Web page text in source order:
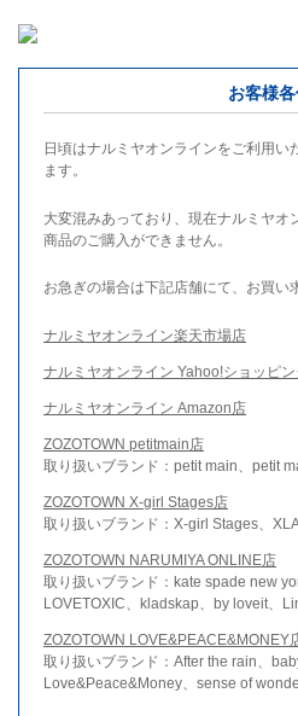
お客様
日頃はナルミヤオンラインをご利用い
ます。
大変混みあっており、現在ナルミヤオ
商品のご購入ができません。
お急ぎの場合は下記店舗にて、お買い
ナルミヤオンライン楽天市場店
ナルミヤオンライン Yahoo!ショッピ
ナルミヤオンライン Amazon店
ZOZOTOWN petitmain店
取り扱いブランド：petit main、petit
ZOZOTOWN X-girl Stages店
取り扱いブランド：X-girl Stages、
ZOZOTOWN NARUMIYA ONLINE店
取り扱いブランド：kate spade new
LOVETOXIC、kladskap、by loveit、
ZOZOTOWN LOVE&PEACE&MONEY
取り扱いブランド：After the rain、
Love&Peace&Money、sense of